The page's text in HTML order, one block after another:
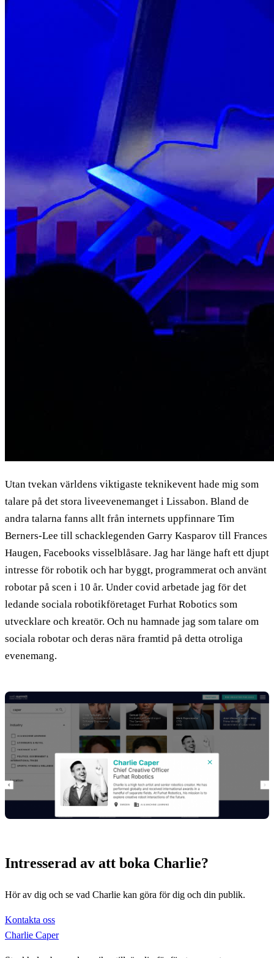
Utan tvekan världens viktigaste teknikevent hade mig som
talare på det stora liveevenemanget i Lissabon. Bland de
andra talarna fanns allt från internets uppfinnare Tim
Berners-Lee till schacklegenden Garry Kasparov till Frances
Haugen, Facebooks visselblåsare. Jag har länge haft ett djupt
intresse för robotik och har byggt, programmerat och använt
robotar på scen i 10 år. Under covid arbetade jag för det
ledande sociala robotikföretaget Furhat Robotics som
utvecklare och kreatör. Och nu hamnade jag som talare om
sociala robotar och deras nära framtid på detta otroliga
evenemang.
Intresserad av att boka Charlie?
Hör av dig och se vad Charlie kan göra för dig och din publik.
Kontakta oss
Charlie Caper